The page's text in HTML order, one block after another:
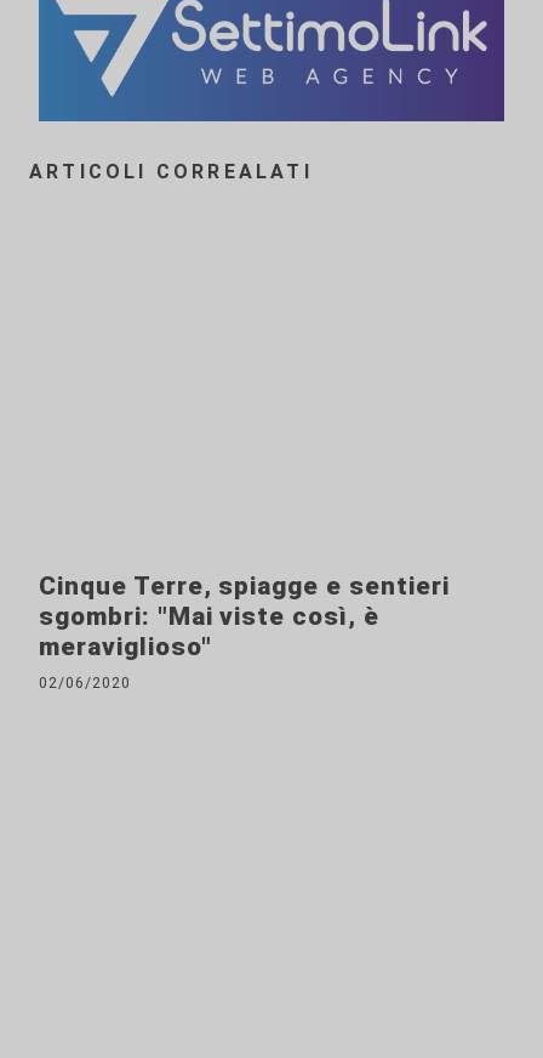
ARTICOLI CORREALATI
Cinque Terre, spiagge e sentieri
sgombri: "Mai viste così, è
meraviglioso"
02/06/2020